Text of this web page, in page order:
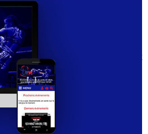
compétiteurs Poussins, Pupilles,
Juniors et Séniors (Classe D
pour la saison 2023/2024 et
et Occitanie. Le tableau des
est disponible sur le site de
Bambuck Chem. du Pradas,